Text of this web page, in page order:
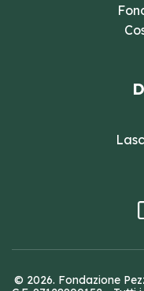
© 2026. Fondazione